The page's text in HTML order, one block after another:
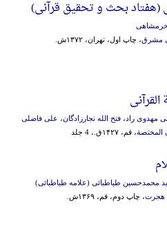
(هفتاد بحث و تحقیق قرآنی)
خرمشاهی
مشرق، چاپ اول، تهران، ۱۳۷۲ش.
مهدوی راد ، فتح الله نجارزادگان، علی فاضلی
المختصة، قم، ۱۴۲۷ق.، 4 جلد
محمدحسین طباطبائی (علامه طباطبائی)
هجرت، چاپ دوم، قم، ۱۳۶۹ش.